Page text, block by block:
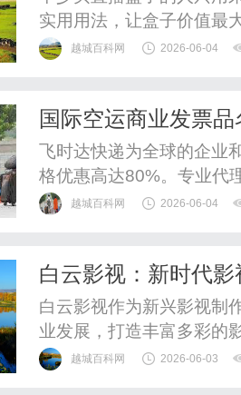
实用用法，让盒子价值最
装“小鸡模拟器”，接游戏
设置里开启“文件共享”功
越城百科网 2026-06-04
国际空运商业发票
前简易 HS 预审落
飞时达快递为全球的企业
格优惠高达80%。专业代
递、UPS国际快递、
DHL国际快递公司小...
越城百科网 2026-06-04
白云影视：新时代
白云影视作为新兴影视制
业发展，打造丰富多彩的
越城百科网 2026-06-03